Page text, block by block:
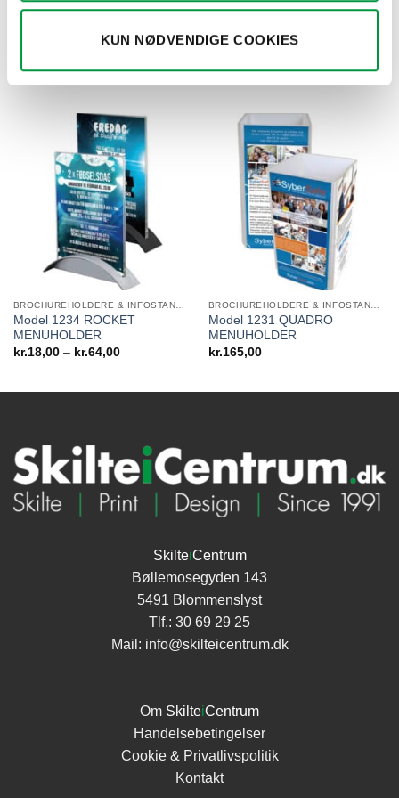
KUN NØDVENDIGE COOKIES
Model 1255 FLEX
kr.22,50 – kr.58,50Prisinterval:
kr.22,50
Model 1233 CROSS
kr.135,00
Model 1234 ROCKET
MENUHOLDER
kr.18,00 – kr.64,00Prisinterval:
Model 1231 QUADRO
MENUHOLDER
kr.165,00
SkilteiCentrum
Bøllemosegyden 143
5491 Blommenslyst
Tlf.: 30 69 29 25
Mail: info@skilteicentrum.dk
Om SkilteiCentrum
Handelsebetingelser
Cookie & Privatlivspolitik
Kontakt